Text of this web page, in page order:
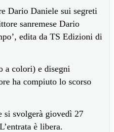
Dario Daniele sui segreti
sanremese Dario
edita da TS Edizioni di
a colori) e disegni
ha compiuto lo scorso
si svolgerà giovedì 27
è libera.